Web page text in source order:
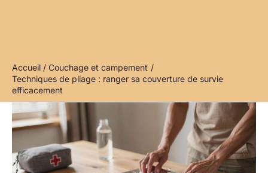
Accueil
Couchage et campement
Techniques de pliage : ranger sa couverture de survie
efficacement